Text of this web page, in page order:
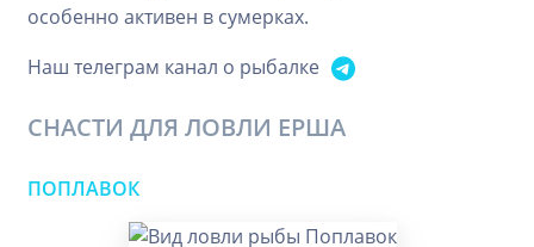
особенно активен в сумерках.
Наш телеграм канал о рыбалке
СНАСТИ ДЛЯ ЛОВЛИ ЕРША
ПОПЛАВОК